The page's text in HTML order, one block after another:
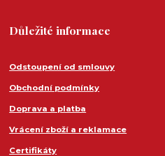
Důležité informace
Odstoupení od smlouvy
Obchodní podmínky
Doprava a platba
Vrácení zboží a reklamace
Certifikáty